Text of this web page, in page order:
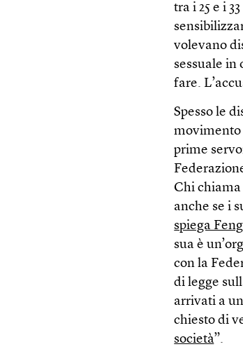
tra i 25 e i
volevano
sessuale in
fare.
Spesso le
movimento
prime
Chi chiama
anche se i
spiega
sua è
con la
di legge
arrivati a
chiesto di
società”.